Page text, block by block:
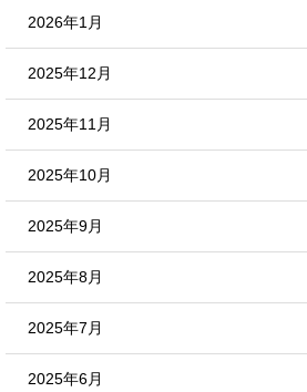
2026年1月
2025年12月
2025年11月
2025年10月
2025年9月
2025年8月
2025年7月
2025年6月